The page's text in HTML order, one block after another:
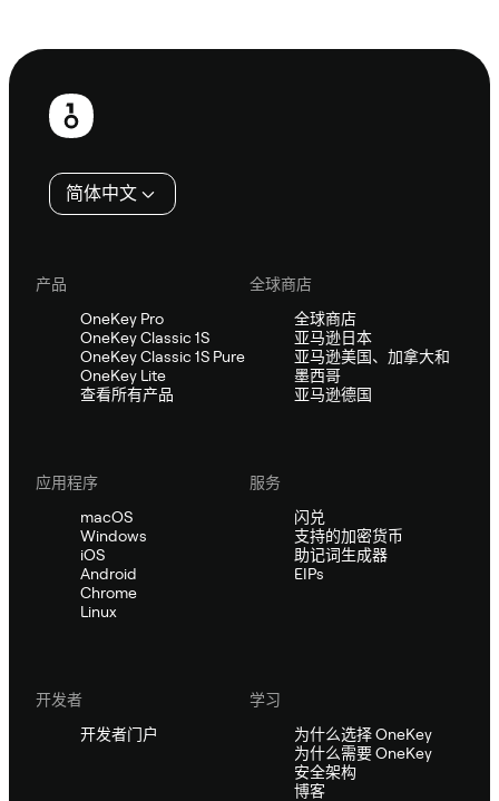
页
简体中文
产品
OneKey Pro
OneKey Classic 1S
OneKey Classic 1S Pure
OneKey Lite
查看所有产品
全球商店
全球商店
亚马逊日本
亚马逊美国、加拿大和
墨西哥
亚马逊德国
应用程序
macOS
Windows
iOS
Android
Chrome
Linux
服务
闪兑
支持的加密货币
助记词生成器
EIPs
开发者
开发者门户
学习
为什么选择 OneKey
为什么需要 OneKey
安全架构
博客